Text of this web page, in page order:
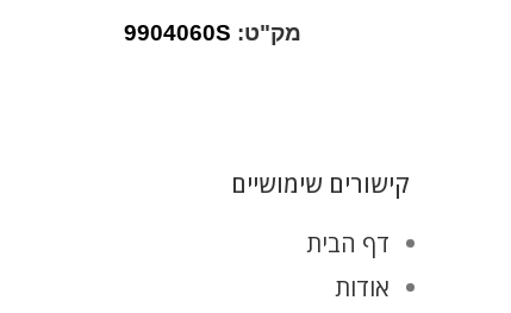
מק"ט: 9904060S
קישורים שימושיים
דף הבית
אודות